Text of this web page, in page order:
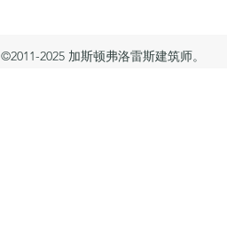
©2011-2025 加斯顿弗洛雷斯建筑师。